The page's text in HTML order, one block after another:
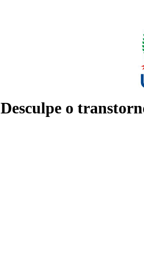
Desculpe o